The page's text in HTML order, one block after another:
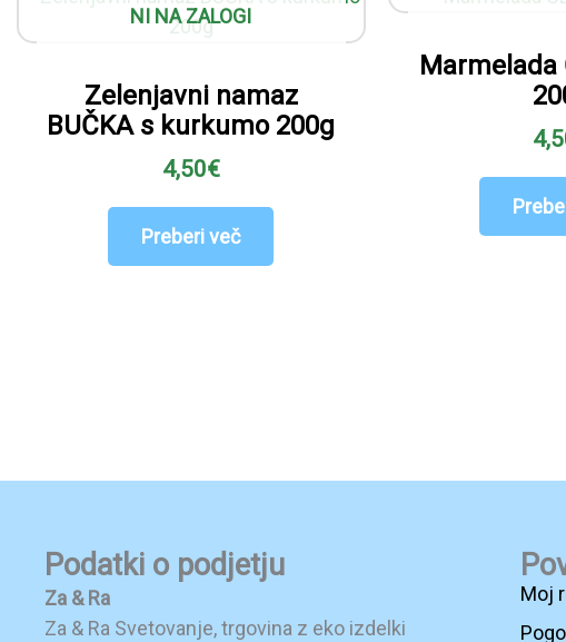
NI NA ZALOGI
Zelenjavni namaz
BUČKA s kurkumo 200g
4,50€
Preberi več
Marmelada
Podatki o podjetju
Za & Ra
Za & Ra Svetovanje, trgovina z eko izdelki
Moj